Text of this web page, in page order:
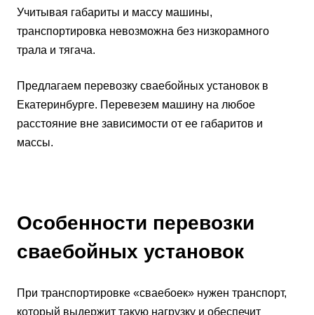
Учитывая габариты и массу машины,
транспортировка невозможна без низкорамного
трала и тягача.
Предлагаем перевозку сваебойных установок в
Екатеринбурге. Перевезем машину на любое
расстояние вне зависимости от ее габаритов и
массы.
Особенности перевозки
сваебойных установок
При транспортировке «сваебоек» нужен транспорт,
который выдержит такую нагрузку и обеспечит